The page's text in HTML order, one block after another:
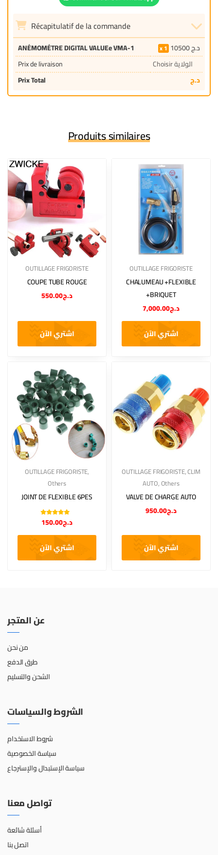
Récapitulatif de la commande
ANÉMOMÉTRE DIGITAL VALUEe VMA-1 1 10500د.ج
Prix de livraison
Choisir الولاية
Prix Total
د.ج
Produits similaires
OUTILLAGE FRIGORISTE
COUPE TUBE ROUGE
د.ج550.00
اشتري الآن
OUTILLAGE FRIGORISTE
CHALUMEAU +FLEXIBLE
+BRIQUET
د.ج7,000.00
اشتري الآن
OUTILLAGE FRIGORISTE,
Others
JOINT DE FLEXIBLE 6PES
Note 5.00sur
5 د.ج150.00
اشتري الآن
OUTILLAGE FRIGORISTE,CLIM
AUTO,Others
VALVE DE CHARGE AUTO
د.ج950.00
اشتري الآن
عن المتجر
من نحن
طرق الدفع
الشحن والتسليم
الشروط والسياسات
شروط الاستخدام
سياسة الخصوصية
سياسة الإستبدال والإسترجاع
تواصل معنا
أسئلة شائعة
اتصل بنا